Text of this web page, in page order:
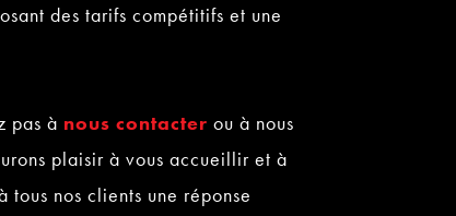
des tarifs compétitifs et une
pas à nous contacter ou à nous
plaisir à vous accueillir et à
nos clients une réponse